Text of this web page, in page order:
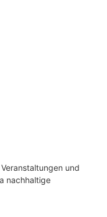
und
nachhaltige